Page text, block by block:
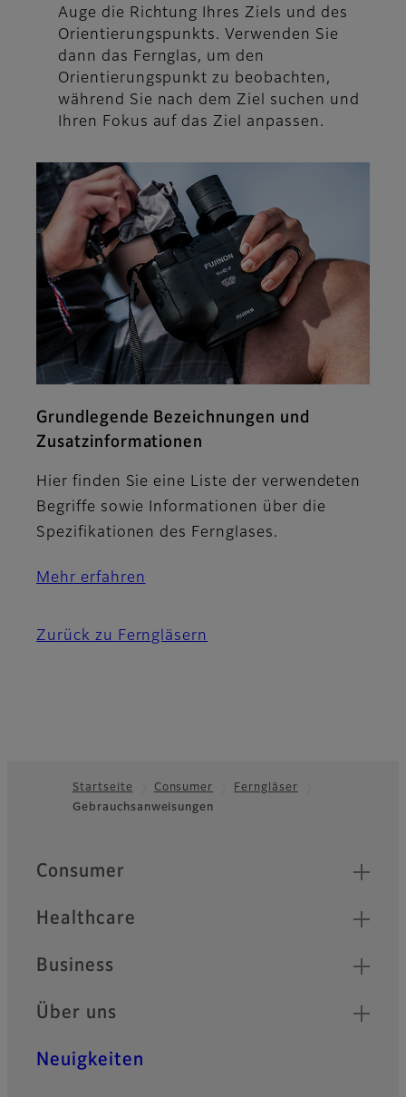
Auge die Richtung Ihres Ziels und des
Orientierungspunkts. Verwenden Sie
dann das Fernglas, um den
Orientierungspunkt zu beobachten,
während Sie nach dem Ziel suchen und
Ihren Fokus auf das Ziel anpassen.
Grundlegende Bezeichnungen und
Zusatzinformationen
Hier finden Sie eine Liste der verwendeten
Begriffe sowie Informationen über die
Spezifikationen des Fernglases.
Mehr erfahren
Zurück zu Ferngläsern
Footer
Startseite Consumer
Ferngläser
Gebrauchsanweisungen
Quick Links
Consumer
Healthcare
Business
Über uns
Neuigkeiten